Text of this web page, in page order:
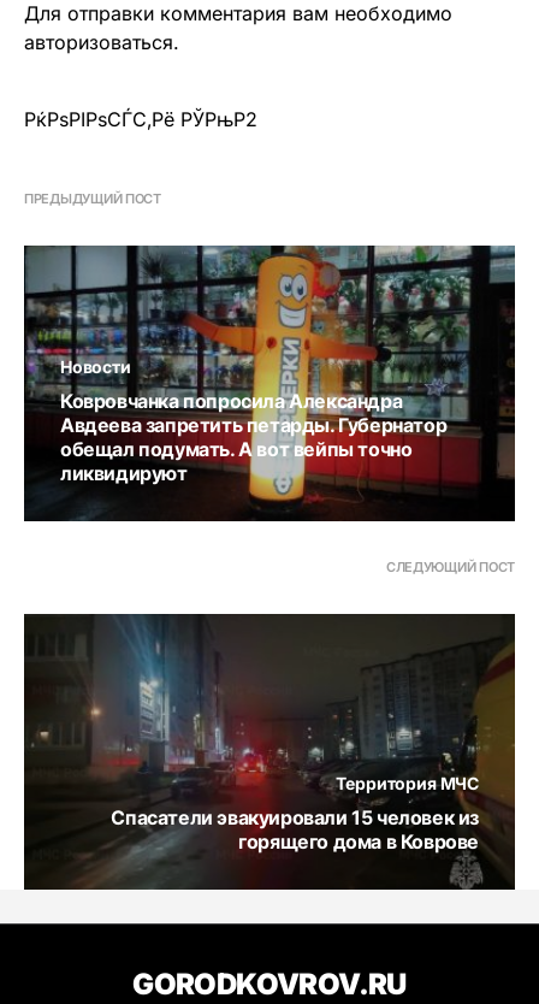
Для отправки комментария вам необходимо
авторизоваться.
РќРѕРІРѕСЃС‚Рё РЎРњР2
ПРЕДЫДУЩИЙ ПОСТ
Новости
Ковровчанка попросила Александра
Авдеева запретить петарды. Губернатор
обещал подумать. А вот вейпы точно
ликвидируют
СЛЕДУЮЩИЙ ПОСТ
Территория МЧС
Спасатели эвакуировали 15 человек из
горящего дома в Коврове
GORODKOVROV.RU